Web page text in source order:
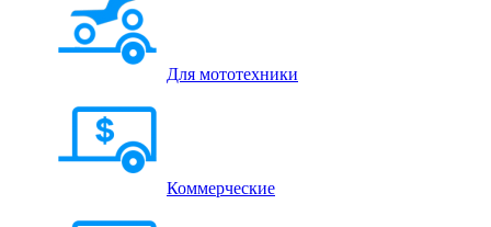
Для мототехники
Коммерческие